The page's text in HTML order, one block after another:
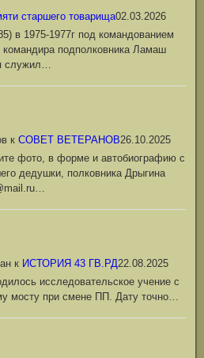
старшего товарища02.03.2026
в 1975-1977г под командованием
командира подполковника Ламаш
служил…
к СОВЕТ ВЕТЕРАНОВ26.10.2025
фото, в форме и автобиографию с
дедушки, полковника Дрыгина
к ИСТОРИЯ 43 ГВ.РД22.08.2025
исследовательское учение с
мосту при смене ПП. Дату точно…